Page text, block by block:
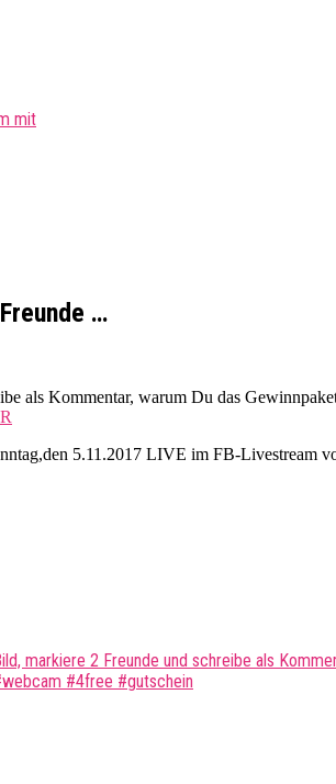
mit
…
als Kommentar, warum Du das
5.11.2017 LIVE im FB-Livestream
markiere 2 Freunde und schreibe als
#4free #gutschein